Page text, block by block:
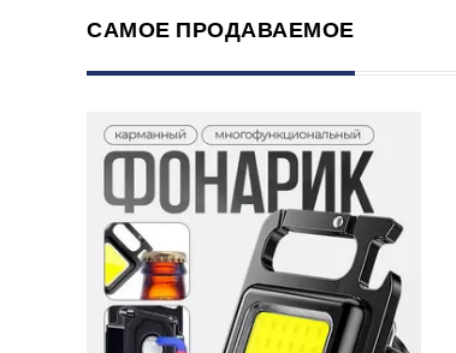
САМОЕ ПРОДАВАЕМОЕ